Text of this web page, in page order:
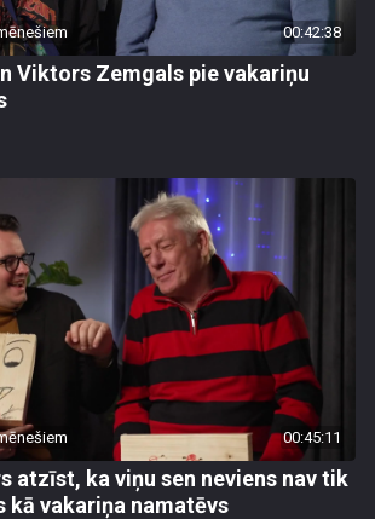
00:42:38
Viktors Zemgals pie vakariņu
00:45:11
atzīst, ka viņu sen neviens nav tik
vakariņa namatēvs